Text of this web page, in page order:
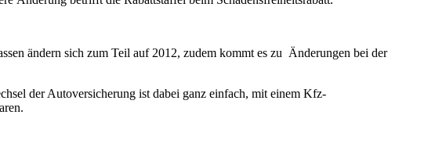
ändern sich zum Teil auf 2012, zudem kommt es zu Änderungen bei der
der Autoversicherung ist dabei ganz einfach, mit einem Kfz-